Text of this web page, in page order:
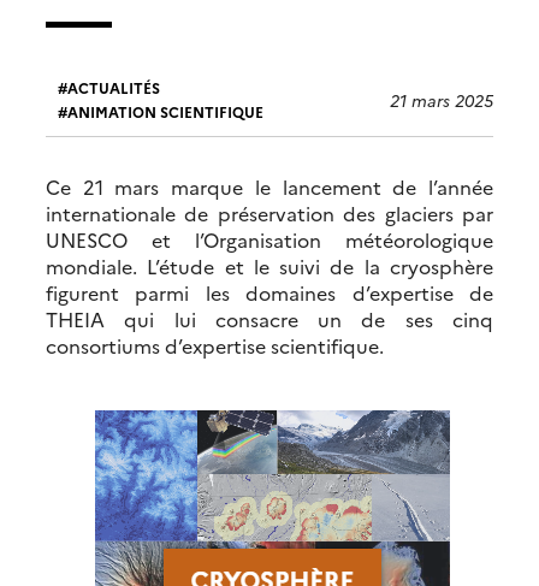
ACTUALITÉS
ANIMATION SCIENTIFIQUE
21 mars 2025
Ce 21 mars marque le lancement de l’année
internationale de préservation des glaciers par
UNESCO et l’Organisation météorologique
mondiale. L’étude et le suivi de la cryosphère
figurent parmi les domaines d’expertise de
THEIA qui lui consacre un de ses cinq
consortiums d’expertise scientifique.